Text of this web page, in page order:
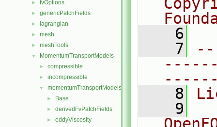
► fvOptions
► genericPatchFields
► lagrangian
► mesh
► meshTools
▼ MomentumTransportModels
► compressible
► incompressible
▼ momentumTransportModels
► Base
► derivedFvPatchFields
► eddyViscosity
    6
    7
    8
    9